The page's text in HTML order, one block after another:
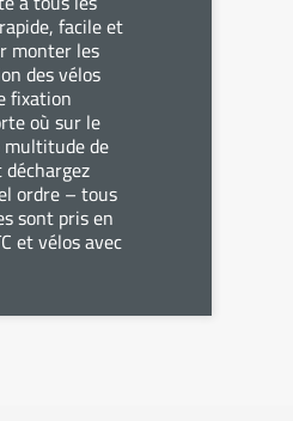
facile et
monter les
des vélos
fixation
où sur le
de
ordre – tous
sont pris en
et vélos avec